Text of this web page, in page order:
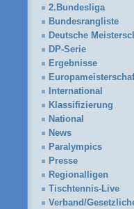
2.Bundesliga
Bundesrangliste
Deutsche
DP-Serie
Ergebnisse
International
Klassifizierung
National
News
Paralympics
Presse
Regionalligen
Tischtennis-Live
Verband/